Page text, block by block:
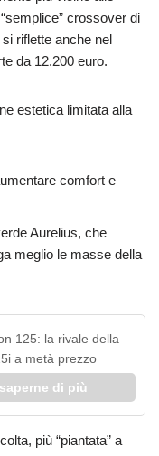
crossover di
riflette anche nel
da 12.200 euro.
estetica limitata alla
comfort e
Aurelius, che
meglio le masse della
125: la rivale della
a metà prezzo
di più
più “piantata” a